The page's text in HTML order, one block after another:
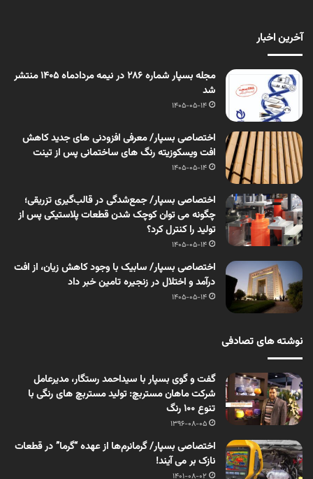
آخرین اخبار
مجله بسپار شماره 286 در نیمه مردادماه 1405 منتشر
شد
1405-05-14
اختصاصی بسپار/ معرفی افزودنی های جدید کاهش
افت ویسکوزیته رنگ های ساختمانی پس از تینت
1405-05-14
اختصاصی بسپار/ جمع‌شدگی در قالب‌گیری تزریقی؛
چگونه می توان کوچک شدن قطعات پلاستیکی پس از
تولید را کنترل کرد؟
1405-05-14
اختصاصی بسپار/ سابیک با وجود کاهش زیان، از افت
درآمد و اختلال در زنجیره تامین خبر داد
1405-05-14
نوشته های تصادفی
گفت و گوی بسپار با سیداحمد رستگار، مدیرعامل
شرکت ماهان مستربچ: تولید مستربچ های رنگی با
تنوع 100 رنگ
1396-08-05
اختصاصی بسپار/ گرمانرم‌ها از عهده “گرما” در قطعات
نازک بر می آیند!
1401-08-02